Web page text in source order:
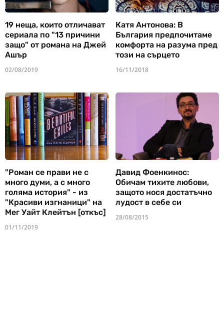
19 неща, които отличават
сериала по "13 причини
защо" от романа на Джей
Ашър
02/08/2019
Катя Антонова: В
България предпочитаме
комфорта на разума пред
този на сърцето
16/11/2018
"Роман се прави не с
много думи, а с много
голяма история" - из
"Красиви изгнаници" на
Мег Уайт Клейтън [откъс]
01/11/2019
Давид Фоенкинос:
Обичам тихите любови,
защото нося достатъчно
лудост в себе си
28/08/2015